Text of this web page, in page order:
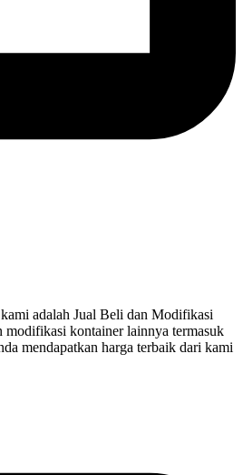
adalah Jual Beli dan Modifikasi
modifikasi kontainer lainnya termasuk
mendapatkan harga terbaik dari kami